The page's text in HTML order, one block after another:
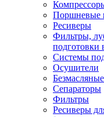
Поршневые
Ресиверы
Фильтры,
подготовки
Системы
Осушители
Сепараторы
Фильтры
Ресиверы